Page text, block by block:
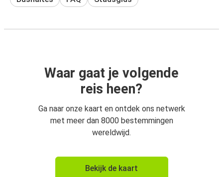
Waar gaat je volgende
reis heen?
Ga naar onze kaart en ontdek ons netwerk
met meer dan 8000 bestemmingen
wereldwijd.
Bekijk de kaart